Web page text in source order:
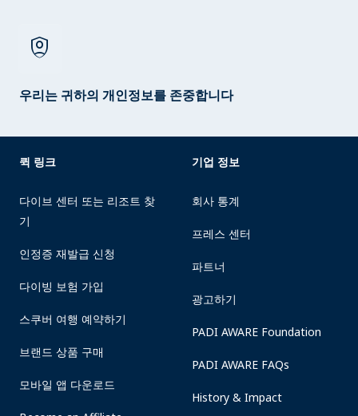
shield_person
우리는 귀하의 개인정보를 존중합니다
퀵 링크
다이브 센터 또는 리조트 찾
기
인정증 재발급 신청
다이빙 보험 가입
스쿠버 여행 예약하기
브랜드 상품 구매
모바일 앱 다운로드
기업 정보
회사 통계
프레스 센터
파트너
광고하기
PADI AWARE Foundation
PADI AWARE FAQs
History & Impact